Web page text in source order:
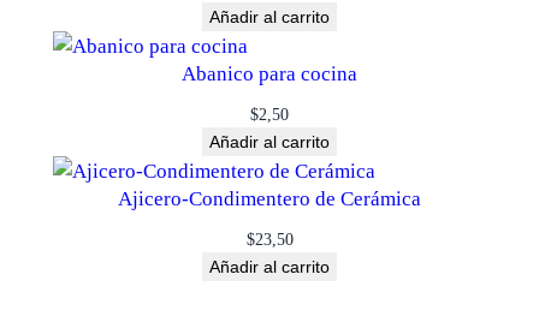
Añadir al carrito
Abanico para cocina
$2,50
Añadir al carrito
Ajicero-Condimentero de Cerámica
$23,50
Añadir al carrito